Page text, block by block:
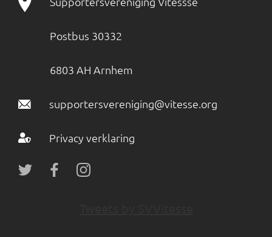
Postbus 30332
6803 AH Arnhem
supportersvereniging@vitesse.org
Privacy verklaring